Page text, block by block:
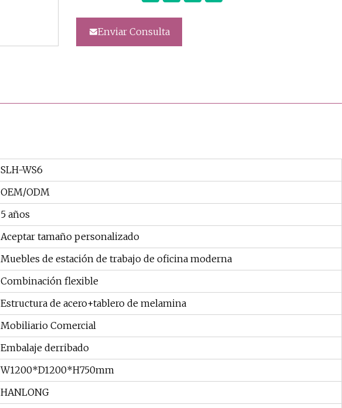
Enviar Consulta
SLH-WS6
OEM/ODM
5 años
Aceptar tamaño personalizado
Muebles de estación de trabajo de oficina moderna
Combinación flexible
Estructura de acero+tablero de melamina
Mobiliario Comercial
Embalaje derribado
W1200*D1200*H750mm
HANLONG